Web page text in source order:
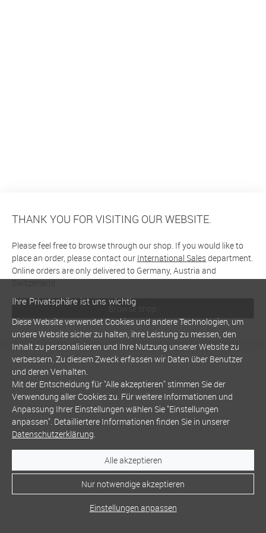
THANK YOU FOR VISITING OUR WEBSITE.
Please feel free to browse through our shop. If you would like to
place an order, please contact our International Salesdepartment.
Online orders are only delivered to Germany, Austria and
Switzerland
Browse shop
Ihre Privatsphäre ist uns wichtig
Diese Website verwendet Cookies und andere Technologien, um
unsere Website sicher zu halten, ihre Leistung zu messen, den
Inhalt zu personalisieren und Ihre Nutzung unserer Website zu
verbessern. Zu diesem Zweck erfassen wir Daten über Benutzer
und deren Verhalten.
Mit der Entscheidung für "Alle akzeptieren" stimmen Sie der
Verwendung aller Cookies zu. Für weitere Informationen und
Anpassung Ihrer Einstellungen wählen Sie "Einstellungen
anpassen". Detailliertere Informationen finden Sie in unserer
Datenschutzerklärung.
Alle akzeptieren
Nur notwendige akzeptieren
Einstellungen anpassen